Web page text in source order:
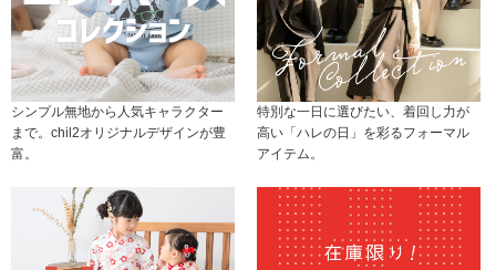
シンプル無地から人気キャラクター
まで。chil2オリジナルデザインが豊
富。
特別な一日に選びたい、着回し力が
高い「ハレの日」を彩るフォーマル
アイテム。